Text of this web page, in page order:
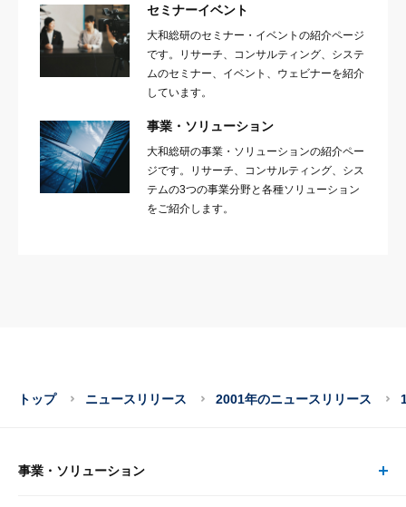
セミナーイベント
大和総研のセミナー・イベントの紹介ページ
です。リサーチ、コンサルティング、システ
ムのセミナー、イベント、ウェビナーを紹介
しています。
事業・ソリューション
大和総研の事業・ソリューションの紹介ペー
ジです。リサーチ、コンサルティング、シス
テムの3つの事業分野と各種ソリューション
をご紹介します。
トップ ニュースリリース 2001年のニュースリリース
事業・ソリューション